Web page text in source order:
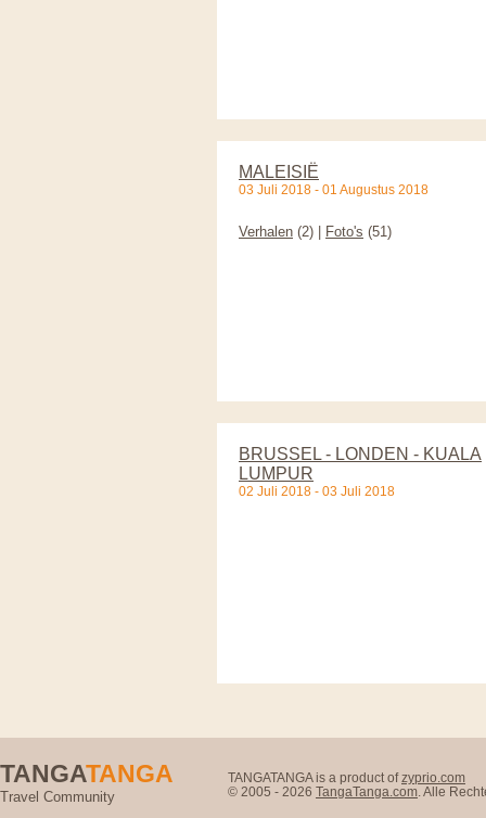
MALEISIË
03 Juli 2018 - 01 Augustus 2018
Verhalen (2) | Foto's (51)
BRUSSEL - LONDEN - KUALA
LUMPUR
02 Juli 2018 - 03 Juli 2018
TANGATANGA
Travel Community
TANGATANGA is a product ofzyprio.com
© 2005 - 2026 TangaTanga.com . Alle